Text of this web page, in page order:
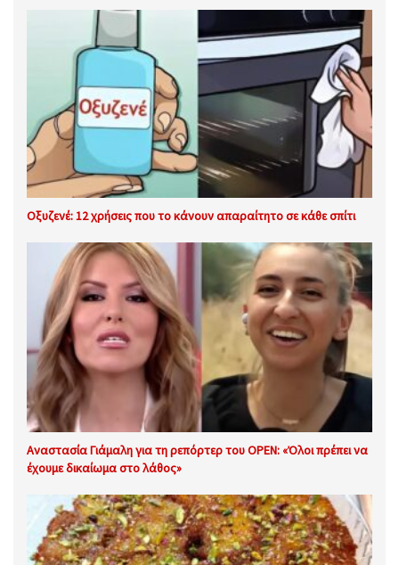
Οξυζενέ: 12 χρήσεις που το κάνουν απαραίτητο σε κάθε σπίτι
Αναστασία Γιάμαλη για τη ρεπόρτερ του OPEN: «Όλοι πρέπει να
έχουμε δικαίωμα στο λάθος»